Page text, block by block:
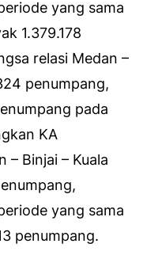
yang sama
1.379.178
relasi Medan –
penumpang,
pada
KA
– Binjai – Kuala
yang sama
penumpang.